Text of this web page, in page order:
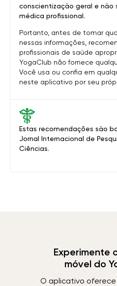
Estas recomendações são
Jornal Internacional de
Ciências.
conscientização geral e não
médica profissional.
Portanto, antes de tomar
nessas informações,
profissionais de saúde
YogaClub não fornece
Você usa ou confia em
neste aplicativo por seu
Experimente
móvel do
O aplicativo